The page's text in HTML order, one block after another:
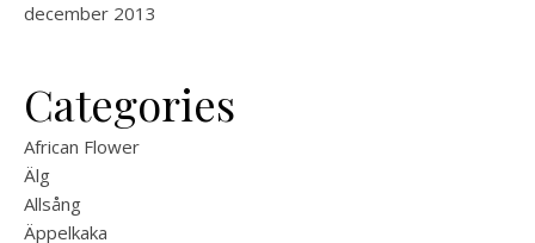
december 2013
Categories
African Flower
Älg
Allsång
Äppelkaka